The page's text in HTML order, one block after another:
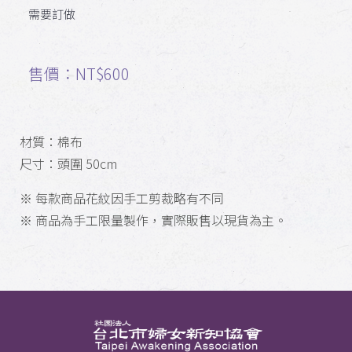
需要訂做
售價：NT$600
材質：棉布
尺寸：頭圍 50cm
※ 每款商品花紋因手工剪裁略有不同
※ 商品為手工限量製作，實際販售以現貨為主。